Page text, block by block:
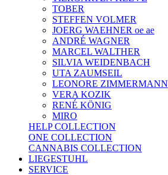
TOBER
STEFFEN VOLMER
JOERG WAEHNER oe ae
ANDRÉ WAGNER
MARCEL WALTHER
SILVIA WEIDENBACH
UTA ZAUMSEIL
LEONORE ZIMMERMANN
VERA KOZIK
RENÉ KÖNIG
MIRO
HELP COLLECTION
ONE COLLECTION
CANNABIS COLLECTION
LIEGESTUHL
SERVICE